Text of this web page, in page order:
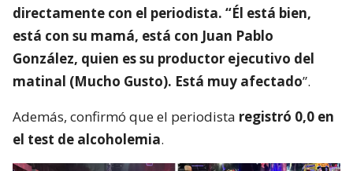
directamente con el periodista. “Él está bien,
está con su mamá, está con Juan Pablo
González, quien es su productor ejecutivo del
matinal (Mucho Gusto). Está muy afectado”.
Además, confirmó que el periodista registró 0,0 en
el test de alcoholemia.